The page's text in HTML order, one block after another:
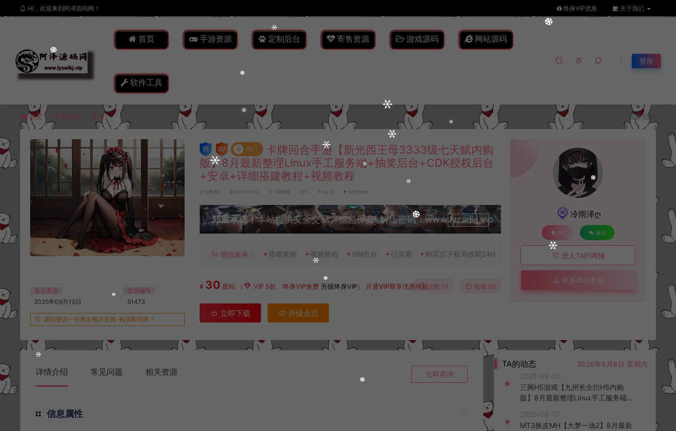
HI，欢迎来到阿泽源码网！ 终身VIP优惠 关于我们
首页 手游资源 定制后台 寄售资源 游戏源码 网站源码
软件工具
登录
首页 手游资源 正文 我要投稿
最近更新
2025年09月13日
资源编号
51473
虚拟资源一经售出概不退换-购买即同意！
# 热门
卡牌回合手游【新光西王母3333级七天赋内购
版】8月最新整理Linux手工服务端+抽奖后台+CDK授权后台
+安卓+详细搭建教程+视频教程
冷雨泽ღ 2025-09-13 手游资源 0 4,813 百度已收录
郑重承诺丨本站提供安全交易、信息保真! 解压密码：www.lyzwlkj.vip
升级会员
增值服务： 搭建教程 视频教程 GM后台 已亲测 购买后下载有效期24H
¥ 30 星钻 （ VIP 5折、终身VIP免费 升级终身VIP）开通VIP尊享优惠特权点赞 (1 ) 收藏 (0)
立即下载 升级会员
冷雨泽ღ
QQ 微信
进入TA的商铺
联系本站客服
详情介绍 常见问题 相关资源 立即咨询
信息属性
TA的动态
2026年8月8日 星期六
2026-08-07
三网H5游戏【九州长生衍H5内购
版】8月最新整理Linux手工服务端
客户端+详细搭建教程+视频教程
2026-08-07
MT3换皮MH【大梦一场2】8月最新